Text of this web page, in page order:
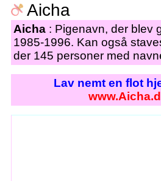
Aicha
Aicha : Pigenavn, der blev
1985-1996. Kan også
der 145 personer med
Lav nemt en flot